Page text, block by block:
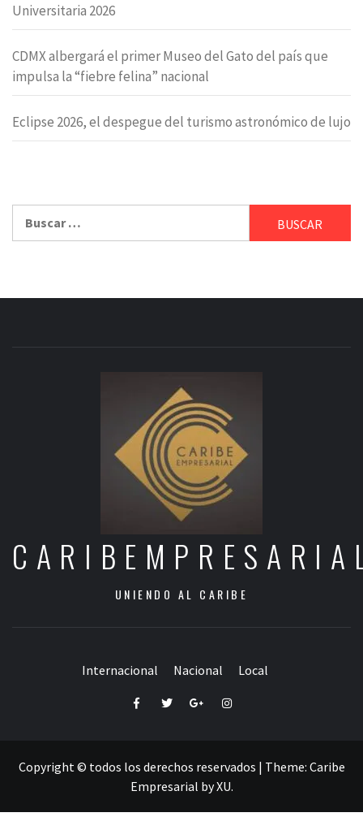
Universitaria 2026
CDMX albergará el primer Museo del Gato del país que
impulsa la “fiebre felina” nacional
Eclipse 2026, el despegue del turismo astronómico de lujo
UNIENDO AL CARIBE
Internacional Nacional Local
FacebookTwitterGoogle+Instagram
Copyright © todos los derechos reservados | Theme: Caribe
Empresarial byXU.